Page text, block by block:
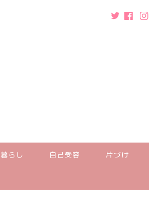
暮らし 自己受容 片づけ